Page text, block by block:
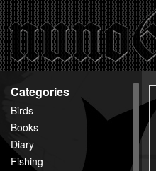
百
鬼
夜
行
Categories
Birds
Books
Diary
Fishing